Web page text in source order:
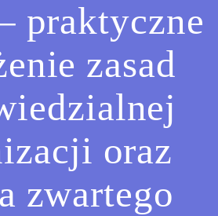
praktyczne
zasad
oraz
zwartego